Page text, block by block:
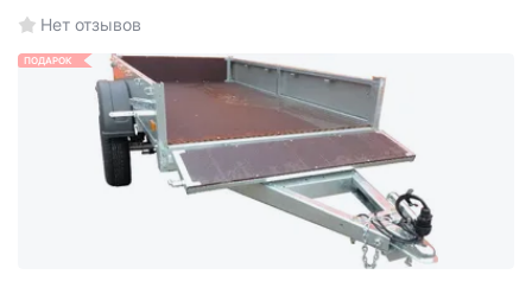
Нет отзывов
ПОДАРОК